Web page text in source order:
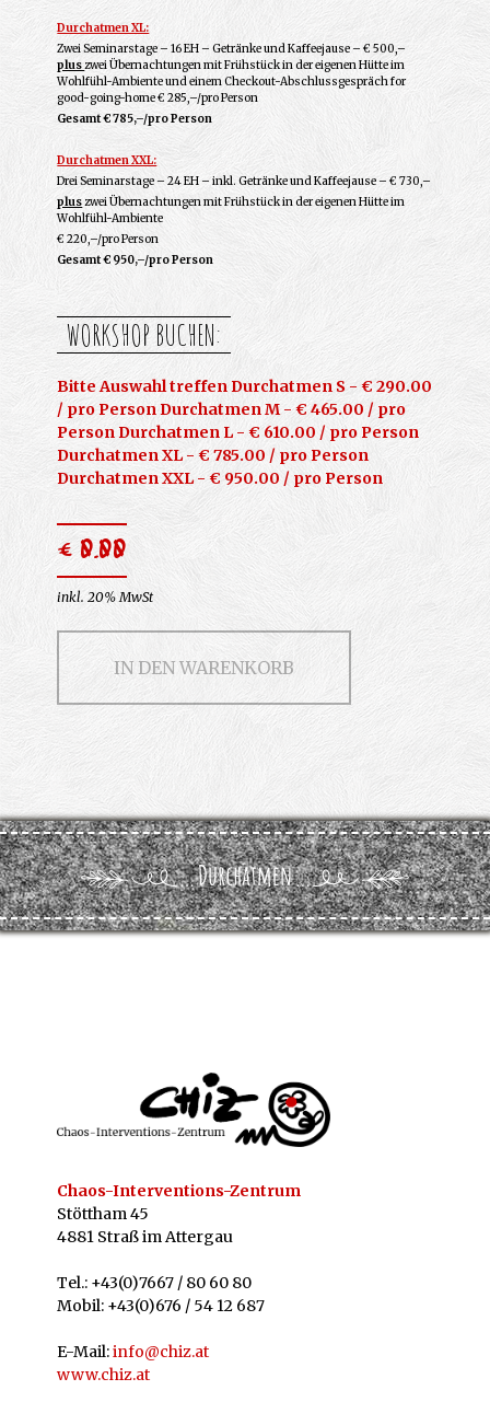
Durchatmen XL:
Zwei Seminarstage – 16 EH – Getränke und Kaffeejause – € 500,–
pluszwei Übernachtungen mit Frühstück in der eigenen Hütte im
Wohlfühl-Ambiente und einem Checkout-Abschlussgespräch for
good-going-home € 285,–/pro Person
Gesamt € 785,–/pro Person
Durchatmen XXL:
Drei Seminarstage – 24 EH – inkl. Getränke und Kaffeejause – € 730,–
pluszwei Übernachtungen mit Frühstück in der eigenen Hütte im
Wohlfühl-Ambiente
€ 220,–/pro Person
Gesamt € 950,–/pro Person
WORKSHOP BUCHEN:
Bitte Auswahl treffen Durchatmen S - € 290.00
/ pro Person Durchatmen M - € 465.00 / pro
Person Durchatmen L - € 610.00 / pro Person
Durchatmen XL - € 785.00 / pro Person
Durchatmen XXL - € 950.00 / pro Person
€ 0.00
inkl. 20% MwSt
IN DEN WARENKORB
Chaos-Interventions-Zentrum
Stöttham 45
4881 Straß im Attergau
Tel.: +43(0)7667 / 80 60 80
Mobil: +43(0)676 / 54 12 687
E-Mail:info@chiz.at
www.chiz.at